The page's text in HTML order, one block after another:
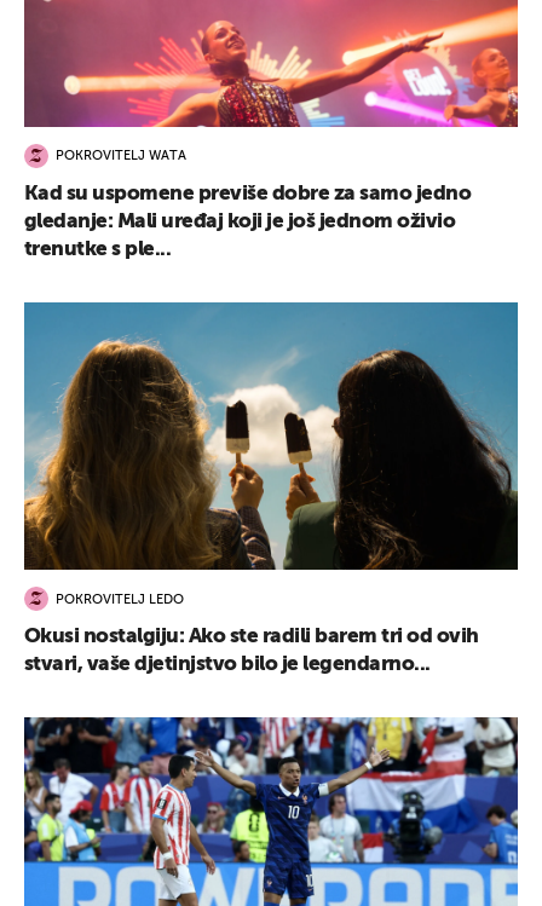
POKROVITELJ WATA
Kad su uspomene previše dobre za samo jedno
gledanje: Mali uređaj koji je još jednom oživio
trenutke s ple...
POKROVITELJ LEDO
Okusi nostalgiju: Ako ste radili barem tri od ovih
stvari, vaše djetinjstvo bilo je legendarno...